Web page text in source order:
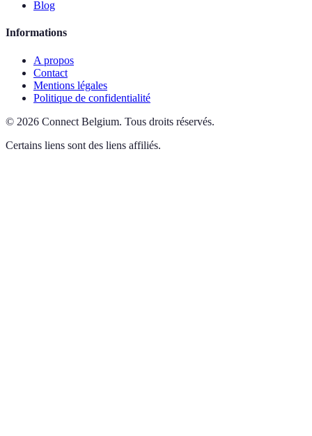
Blog
Informations
A propos
Contact
Mentions légales
Politique de confidentialité
© 2026 Connect Belgium. Tous droits réservés.
Certains liens sont des liens affiliés.